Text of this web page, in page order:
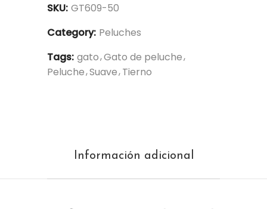
SKU: GT609-50
Category: Peluches
Tags: gato Gato de peluche
Peluche Suave Tierno
Información adicional